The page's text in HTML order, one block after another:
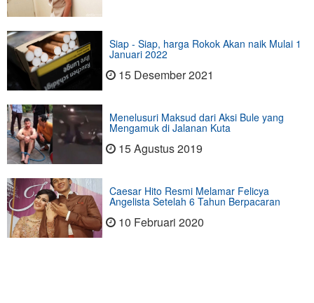
Siap - Siap, harga Rokok Akan naik Mulai 1
Januari 2022
15 Desember 2021
Menelusuri Maksud dari Aksi Bule yang
Mengamuk di Jalanan Kuta
15 Agustus 2019
Caesar Hito Resmi Melamar Felicya
Angelista Setelah 6 Tahun Berpacaran
10 Februari 2020